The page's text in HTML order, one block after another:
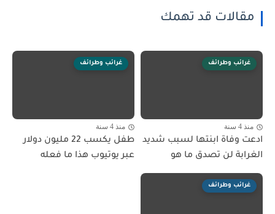
مقالات قد تهمك
غرائب وطرائف
منذ 4 سنة
ادعت وفاة ابنتها لسبب شديد
الغرابة لن تصدق ما هو
غرائب وطرائف
منذ 4 سنة
طفل يكسب 22 مليون دولار
عبر يوتيوب هذا ما فعله
غرائب وطرائف